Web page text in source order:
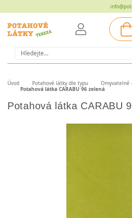
Hledat
Úvod Potahové látky dle typu
Omyvatelné
Potahová látka CARABU 96 zelená
Potahová látka CARABU